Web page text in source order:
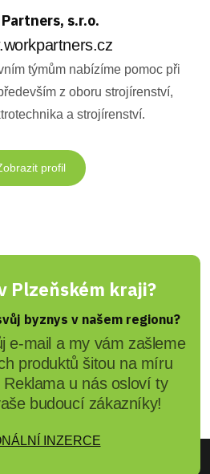
s.r.o.
týmům nabízíme pomoc při
z oboru strojírenství,
a strojírenství.
profil
Plzeňském kraji?
byznys v našem regionu?
e-mail a my vám zašleme
produktů šitou na míru
u nás osloví ty
budoucí zákazníky!
INZERCE